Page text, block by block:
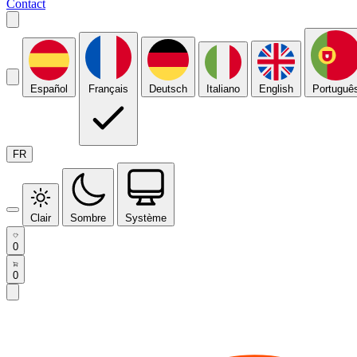
Contact
Español Français Deutsch Italiano English
FR
Clair Sombre Système
0
0